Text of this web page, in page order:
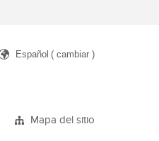
Español ( cambiar )
Mapa del sitio